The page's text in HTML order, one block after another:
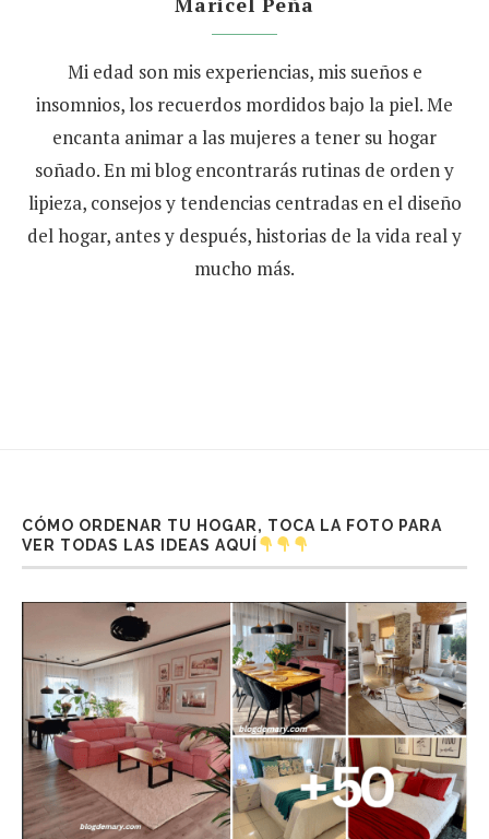
Mi edad son mis experiencias, mis sueños e
insomnios, los recuerdos mordidos bajo la piel. Me
encanta animar a las mujeres a tener su hogar
soñado. En mi blog encontrarás rutinas de orden y
lipieza, consejos y tendencias centradas en el diseño
del hogar, antes y después, historias de la vida real y
mucho más.
CÓMO ORDENAR TU HOGAR, TOCA LA FOTO PARA
VER TODAS LAS IDEAS AQUÍ